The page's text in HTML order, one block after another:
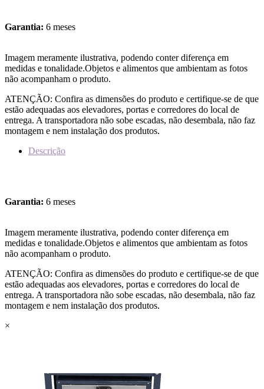
Garantia: 6 meses
Imagem meramente ilustrativa, podendo conter diferença em
medidas e tonalidade.Objetos e alimentos que ambientam as fotos
não acompanham o produto.
ATENÇÃO: Confira as dimensões do produto e certifique-se de que
estão adequadas aos elevadores, portas e corredores do local de
entrega. A transportadora não sobe escadas, não desembala, não faz
montagem e nem instalação dos produtos.
Descrição
Garantia: 6 meses
Imagem meramente ilustrativa, podendo conter diferença em
medidas e tonalidade.Objetos e alimentos que ambientam as fotos
não acompanham o produto.
ATENÇÃO: Confira as dimensões do produto e certifique-se de que
estão adequadas aos elevadores, portas e corredores do local de
entrega. A transportadora não sobe escadas, não desembala, não faz
montagem e nem instalação dos produtos.
×